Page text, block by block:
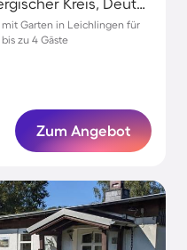
Garten in Leichlingen für
zu 4 Gäste
Zum Angebot